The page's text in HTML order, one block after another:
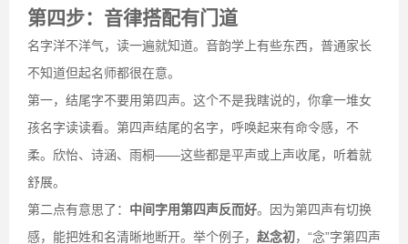
第四步：音律搭配有门道
名字洋不洋气，读一遍就知道。音韵学上有些东西，普通家长
不知道但起名师都很在意。
第一，结尾字不要用第四声。这个不是我瞎说的，你拿一堆女
孩名字读读看。第四声结尾的名字，呼唤起来有命令感，不
柔。欣怡、诗涵、雨桐——这些都是平声或上声收尾，听着就
舒展。
第二点有意思了： 中间字用第四声反而好。因为第四声有切换
感，能把姓和名清晰地断开。举个例子， 赵念初，“念”字第四声